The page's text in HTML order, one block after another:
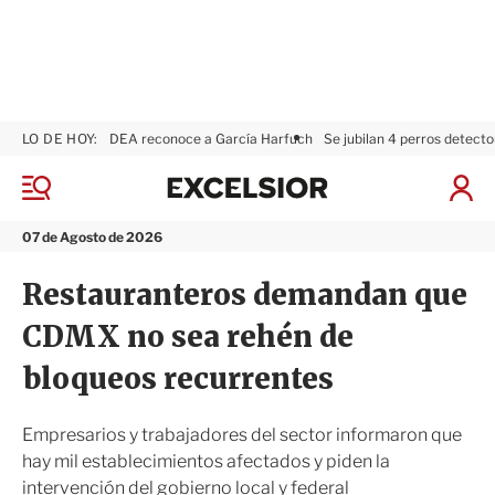
M
n
07 de Agosto de 2026
LO DE HOY: DEA reconoce a García Harfuch Se jubilan 4 perros
I
a
ó
x
i
o
r
Restauranteros demandan que
CDMX no sea rehén de
bloqueos recurrentes
Empresarios y trabajadores del sector informaron que
hay mil establecimientos afectados y piden la
intervención del gobierno local y federal